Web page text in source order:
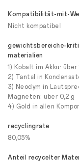
Kompatibilität-mit-
Nicht kompatibel
gewichtsbereiche-
materialien
1) Kobalt im Akku: über
2) Tantal in
3) Neodym in
Magneten: über 0,2 g
4) Gold in allen
recyclingrate
80,05%
Anteil recycelter